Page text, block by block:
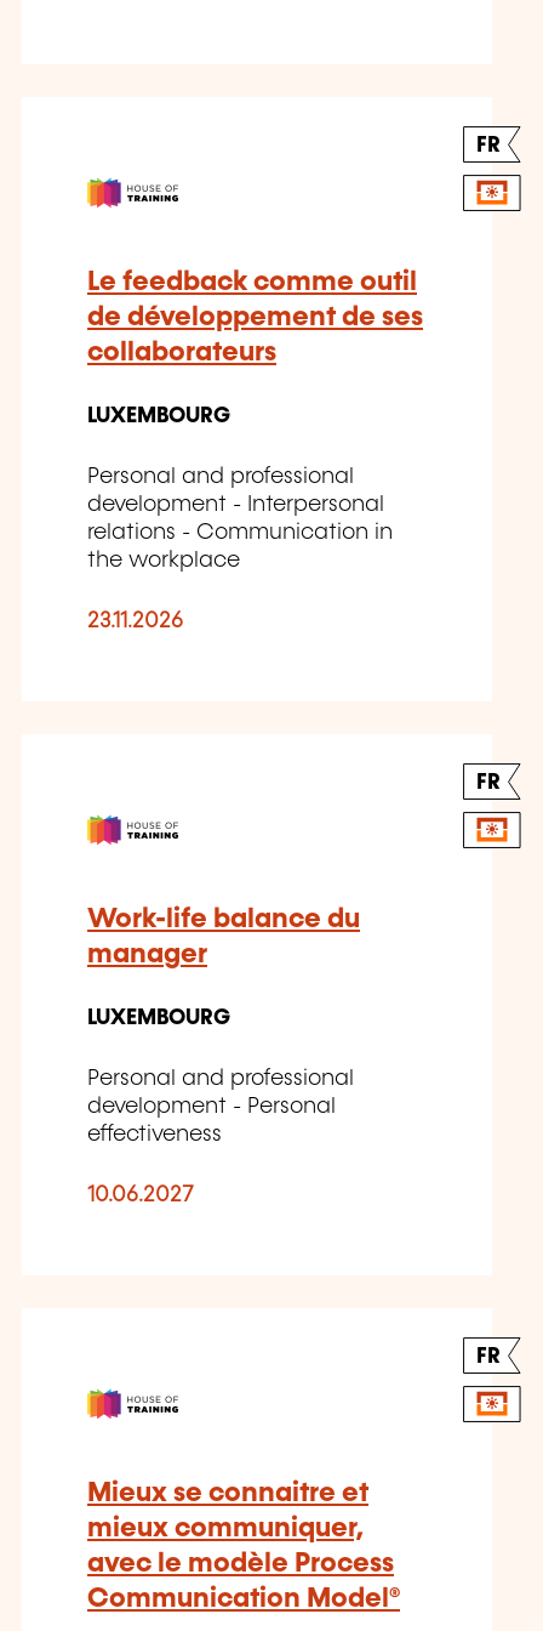
FR
Le feedback comme outil
de développement de ses
collaborateurs
LUXEMBOURG
Personal and professional
development - Interpersonal
relations - Communication in
the workplace
23.11.2026
FR
Work-life balance du
manager
LUXEMBOURG
Personal and professional
development - Personal
effectiveness
10.06.2027
FR
Mieux se connaitre et
mieux communiquer,
avec le modèle Process
Communication Model®